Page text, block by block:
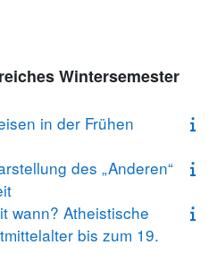
Wintersemester
in der Frühen
des „Anderen“
wann? Atheistische
bis zum 19.